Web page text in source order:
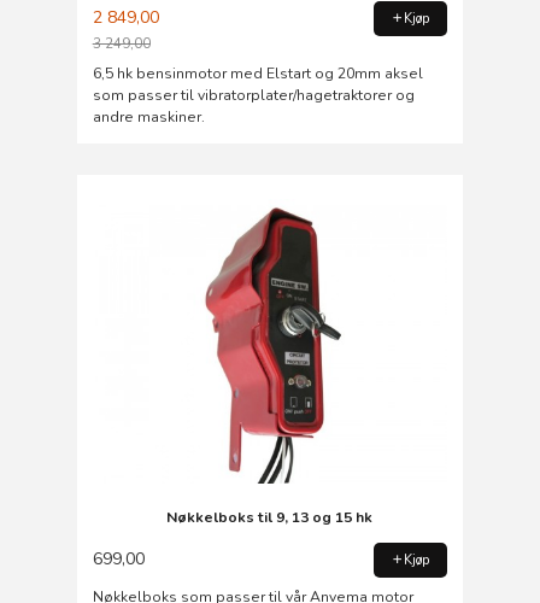
2 849,00
3 249,00
Rabatt
Kjøp
6,5 hk bensinmotor med Elstart og 20mm aksel
som passer til vibratorplater/hagetraktorer og
andre maskiner.
Nøkkelboks til 9, 13 og 15 hk
699,00 Kjøp
Nøkkelboks som passer til vår Anvema motor